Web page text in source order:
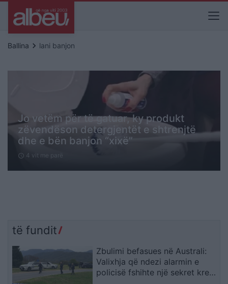
Ballina keyboard_arrow_right lani banjon
Jo vetëm për të gatuar, ky produkt
zëvendëson detergjentët e shtrenjtë
dhe e bën banjon “xixë”
schedule 4 vit me parë
të fundit
Zbulimi befasues në Australi:
Valixhja që ndezi alarmin e
policisë fshihte një sekret krejt